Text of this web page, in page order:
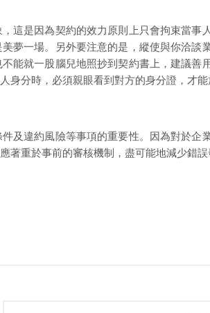
這是因為契約的效力原則上只會拘束當事
夢一場。另外要注意的是，縱使與你洽談
能就一股腦兒地照抄到契約書上，建議善
分時，必須親眼看到對方的身分證，才能
及違約風險等事項的重要性。因為對於企
重於事前的審核機制，盡可能地減少錯誤